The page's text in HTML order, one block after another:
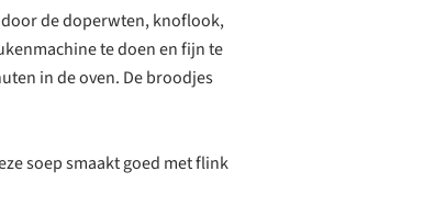
de doperwten, knoflook,
te doen en fijn te
in de oven. De broodjes
soep smaakt goed met flink